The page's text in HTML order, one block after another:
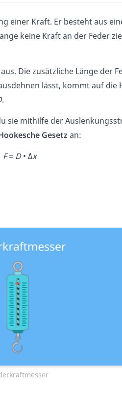
einer Kraft. Er besteht aus
keine Kraft an der Feder
Die zusätzliche Länge der
lässt, kommt auf die
.
sie mithilfe der
Gesetzan:
F= D• Δx